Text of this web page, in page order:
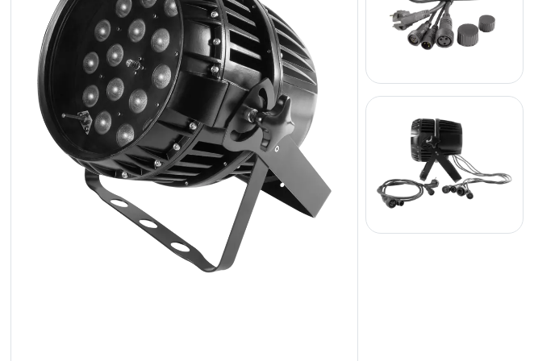
Accesorios
Iluminación
exposiciones
Láseres
estroboscópicas